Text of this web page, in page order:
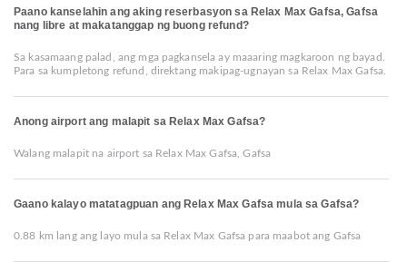
Paano kanselahin ang aking reserbasyon sa Relax Max Gafsa, Gafsa
nang libre at makatanggap ng buong refund?
Sa kasamaang palad, ang mga pagkansela ay maaaring magkaroon ng bayad.
Para sa kumpletong refund, direktang makipag-ugnayan sa Relax Max Gafsa.
Anong airport ang malapit sa Relax Max Gafsa?
Walang malapit na airport sa Relax Max Gafsa, Gafsa
Gaano kalayo matatagpuan ang Relax Max Gafsa mula sa Gafsa?
0.88 km lang ang layo mula sa Relax Max Gafsa para maabot ang Gafsa